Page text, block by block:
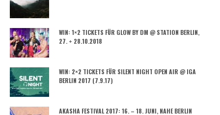
WIN: 1×2 TICKETS FÜR GLOW BY DM @ STATION BERLIN,
27. + 28.10.2018
WIN: 2×2 TICKETS FÜR SILENT NIGHT OPEN AIR @ IGA
BERLIN 2017 (7.9.17)
AKASHA FESTIVAL 2017: 16. – 18. JUNI, NAHE BERLIN